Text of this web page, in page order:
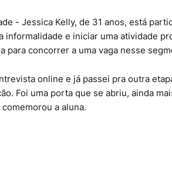
- Jessica Kelly, de 31 anos, está
informalidade e iniciar uma atividade
para concorrer a uma vaga nesse
online e já passei pra outra
Foi uma porta que se abriu, ainda
comemorou a aluna.